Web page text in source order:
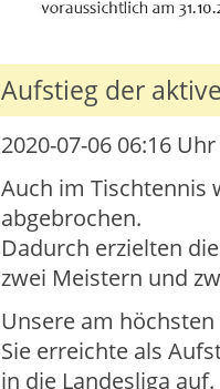
Aufstieg der
2020-07-06 06:16 Uhr
Auch im Tischtennis
abgebrochen.
Dadurch erzielten
zwei Meistern und
Unsere am
Sie erreichte als
in die Landesliga auf.